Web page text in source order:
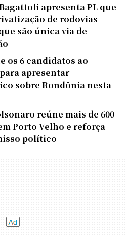
apresenta PL que
de rodovias
são única via de
os 6 candidatos ao
apresentar
sobre Rondônia nesta
reúne mais de 600
Porto Velho e reforça
político